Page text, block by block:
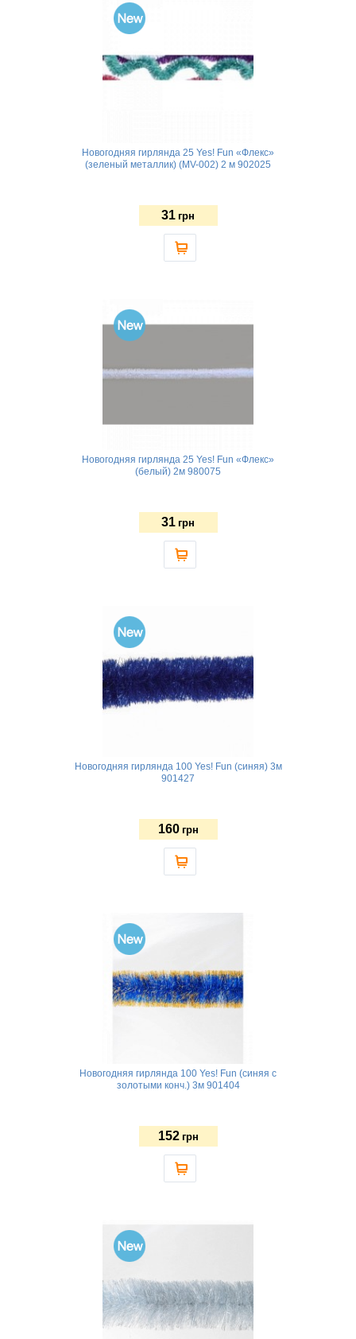
Новогодняя гирлянда 25 Yes! Fun «Флекс»
(зеленый металлик) (MV-002) 2 м 902025
31 грн
Новогодняя гирлянда 25 Yes! Fun «Флекс»
(белый) 2м 980075
31 грн
Новогодняя гирлянда 100 Yes! Fun (синяя) 3м
901427
160 грн
Новогодняя гирлянда 100 Yes! Fun (синяя с
золотыми конч.) 3м 901404
152 грн